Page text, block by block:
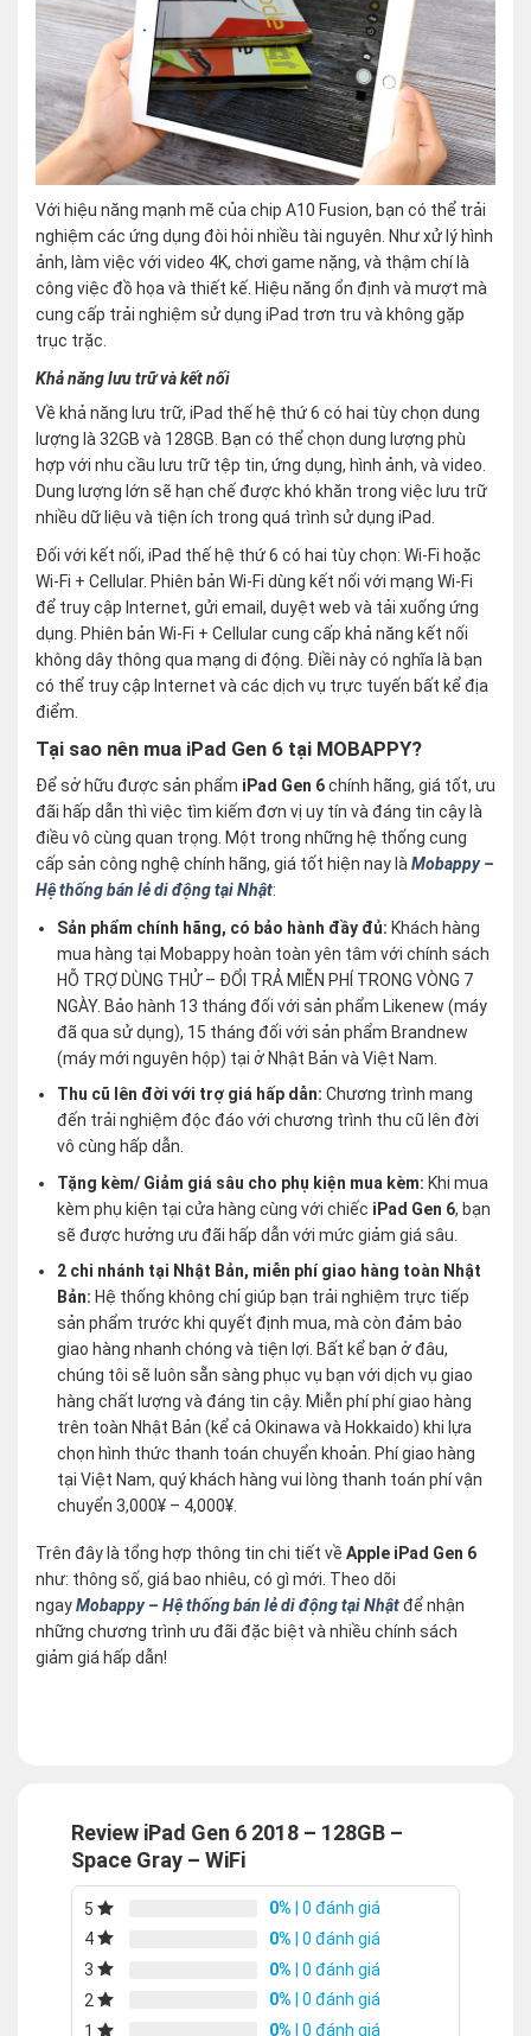
Với hiệu năng mạnh mẽ của chip A10 Fusion, bạn có thể trải
nghiệm các ứng dụng đòi hỏi nhiều tài nguyên. Như xử lý hình
ảnh, làm việc với video 4K, chơi game nặng, và thậm chí là
công việc đồ họa và thiết kế. Hiệu năng ổn định và mượt mà
cung cấp trải nghiệm sử dụng iPad trơn tru và không gặp
trục trặc.
Khả năng lưu trữ và kết nối
Về khả năng lưu trữ, iPad thế hệ thứ 6 có hai tùy chọn dung
lượng là 32GB và 128GB. Bạn có thể chọn dung lượng phù
hợp với nhu cầu lưu trữ tệp tin, ứng dụng, hình ảnh, và video.
Dung lượng lớn sẽ hạn chế được khó khăn trong việc lưu trữ
nhiều dữ liệu và tiện ích trong quá trình sử dụng iPad.
Đối với kết nối, iPad thế hệ thứ 6 có hai tùy chọn: Wi-Fi hoặc
Wi-Fi + Cellular. Phiên bản Wi-Fi dùng kết nối với mạng Wi-Fi
để truy cập Internet, gửi email, duyệt web và tải xuống ứng
dụng. Phiên bản Wi-Fi + Cellular cung cấp khả năng kết nối
không dây thông qua mạng di động. Điềi này có nghĩa là bạn
có thể truy cập Internet và các dịch vụ trực tuyến bất kể địa
điểm.
Tại sao nên mua iPad Gen 6 tại MOBAPPY?
Để sở hữu được sản phẩm iPad Gen 6chính hãng, giá tốt, ưu
đãi hấp dẫn thì việc tìm kiếm đơn vị uy tín và đáng tin cậy là
điều vô cùng quan trọng. Một trong những hệ thống cung
cấp sản công nghệ chính hãng, giá tốt hiện nay là Mobappy –
Hệ thống bán lẻ di động tại Nhật:
Sản phẩm chính hãng, có bảo hành đầy đủ: Khách hàng
mua hàng tại Mobappy hoàn toàn yên tâm với chính sách
HỖ TRỢ DÙNG THỬ – ĐỔI TRẢ MIỄN PHÍ TRONG VÒNG 7
NGÀY. Bảo hành 13 tháng đối với sản phẩm Likenew (máy
đã qua sử dụng), 15 tháng đối với sản phẩm Brandnew
(máy mới nguyên hộp) tại ở Nhật Bản và Việt Nam.
Thu cũ lên đời với trợ giá hấp dẫn:Chương trình mang
đến trải nghiệm độc đáo với chương trình thu cũ lên đời
vô cùng hấp dẫn.
Tặng kèm/ Giảm giá sâu cho phụ kiện mua kèm:Khi mua
kèm phụ kiện tại cửa hàng cùng với chiếc iPad Gen 6, bạn
sẽ được hưởng ưu đãi hấp dẫn với mức giảm giá sâu.
2 chi nhánh tại Nhật Bản, miễn phí giao hàng toàn Nhật
Bản: Hệ thống không chỉ giúp bạn trải nghiệm trực tiếp
sản phẩm trước khi quyết định mua, mà còn đảm bảo
giao hàng nhanh chóng và tiện lợi. Bất kể bạn ở đâu,
chúng tôi sẽ luôn sẵn sàng phục vụ bạn với dịch vụ giao
hàng chất lượng và đáng tin cậy. Miễn phí phí giao hàng
trên toàn Nhật Bản (kể cả Okinawa và Hokkaido) khi lựa
chọn hình thức thanh toán chuyển khoản. Phí giao hàng
tại Việt Nam, quý khách hàng vui lòng thanh toán phí vận
chuyển 3,000¥ – 4,000¥.
Trên đây là tổng hợp thông tin chi tiết về Apple iPad Gen 6
như: thông số, giá bao nhiêu, có gì mới. Theo dõi
ngayMobappy – Hệ thống bán lẻ di động tại Nhậtđể nhận
những chương trình ưu đãi đặc biệt và nhiều chính sách
giảm giá hấp dẫn!
Review iPad Gen 6 2018 – 128GB –
Space Gray – WiFi
5 0% | 0 đánh giá
4
0% | 0 đánh giá
3
0% | 0 đánh giá
2
0% | 0 đánh giá
1
0% | 0 đánh giá